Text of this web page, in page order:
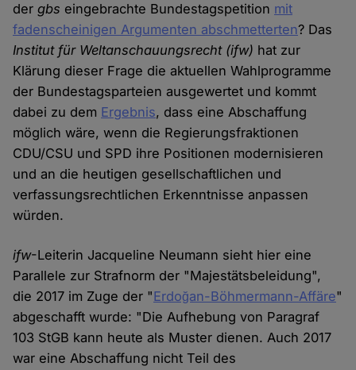
dergbs eingebrachte Bundestagspetition mit
fadenscheinigen Argumenten abschmetterten? Das
Institut für Weltanschauungsrecht (ifw) hat zur
Klärung dieser Frage die aktuellen Wahlprogramme
der Bundestagsparteien ausgewertet und kommt
dabei zu dem Ergebnis, dass eine Abschaffung
möglich wäre, wenn die Regierungsfraktionen
CDU/CSU und SPD ihre Positionen modernisieren
und an die heutigen gesellschaftlichen und
verfassungsrechtlichen Erkenntnisse anpassen
würden.
ifw-Leiterin Jacqueline Neumann sieht hier eine
Parallele zur Strafnorm der "Majestätsbeleidung",
die 2017 im Zuge der "Erdoğan-Böhmermann-Affäre"
abgeschafft wurde: "Die Aufhebung von Paragraf
103 StGB kann heute als Muster dienen. Auch 2017
war eine Abschaffung nicht Teil des